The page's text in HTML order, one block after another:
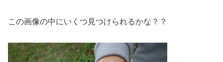
この画像の中にいくつ見つけられるかな？？